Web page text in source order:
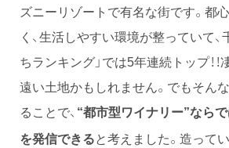
ズニーリゾートで有名な街です。都
く、生活しやすい環境が整っていて、
ちランキング」では5年連続トップ！！
遠い土地かもしれません。でもそん
ることで、 “都市型ワイナリー”なら
を発信できると考えました。造って